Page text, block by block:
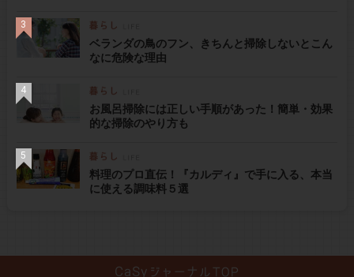
ベランダの鳥のフン、きちんと掃除しないとこん
なに危険な理由
お風呂掃除には正しい手順があった！簡単・効果
的な掃除のやり方も
料理のプロ直伝！『カルディ』で手に入る、本当
に使える調味料５選